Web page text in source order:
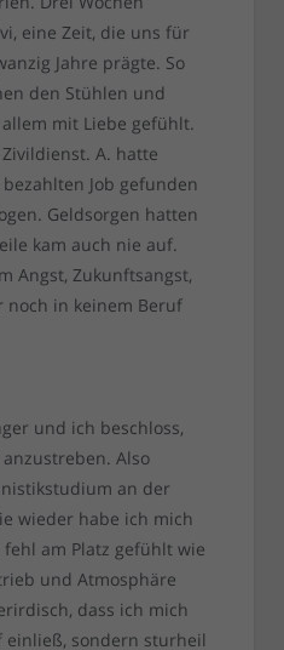
eine Zeit, die uns für
Jahre prägte. So
den Stühlen und
mit Liebe gefühlt.
A. hatte
Job gefunden
Geldsorgen hatten
kam auch nie auf.
Angst, Zukunftsangst,
in keinem Beruf
und ich beschloss,
Also
an der
wieder habe ich mich
am Platz gefühlt wie
und Atmosphäre
dass ich mich
sondern sturheil